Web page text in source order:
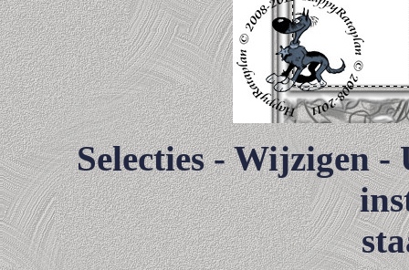
Selecties - Wijzigen